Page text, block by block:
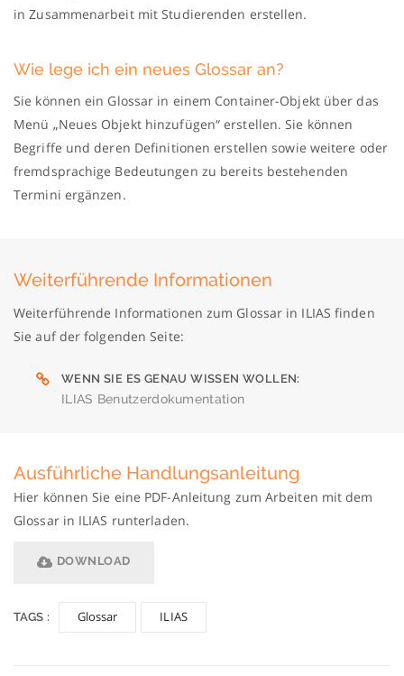
in Zusammenarbeit mit Studierenden erstellen.
Wie lege ich ein neues Glossar an?
Sie können ein Glossar in einem Container-Objekt über das
Menü „Neues Objekt hinzufügen“ erstellen. Sie können
Begriffe und deren Definitionen erstellen sowie weitere oder
fremdsprachige Bedeutungen zu bereits bestehenden
Termini ergänzen.
Weiterführende Informationen
Weiterführende Informationen zum Glossar in ILIAS finden
Sie auf der folgenden Seite:
WENN SIE ES GENAU WISSEN WOLLEN
ILIAS Benutzerdokumentation
Ausführliche Handlungsanleitung
Hier können Sie eine PDF-Anleitung zum Arbeiten mit dem
Glossar in ILIAS runterladen.
DOWNLOAD
TAGS : Glossar ILIAS